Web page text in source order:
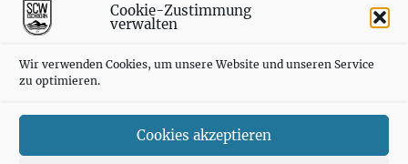
Cookie-Zustimmung
verwalten
Wir verwenden Cookies, um unsere Website und unseren Service
zu optimieren.
Cookies akzeptieren
US-Championships
Vereinswettkämpfe
SCWE auf INSTAGRAM